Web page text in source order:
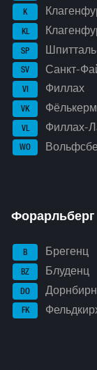
K
KL
SP
SV Санкт-
VI Филлах
VK
VL Филлах-
WO
Форарльберг
B Брегенц
BZ Блуденц
DO Дорнбирн
FK